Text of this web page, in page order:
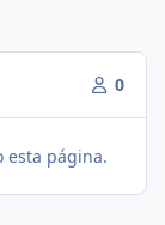
0
esta página.